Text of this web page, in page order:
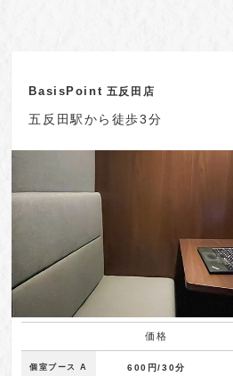
BasisPoint 五反田店
五反田駅から徒歩3分
価格
個室ブース A 600円/30分